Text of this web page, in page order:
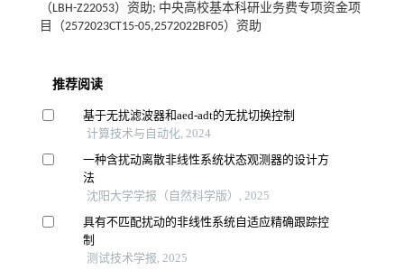
（LBH-Z22053）资助; 中央高校基本科研业务费专项资金项
目（2572023CT15-05,2572022BF05）资助